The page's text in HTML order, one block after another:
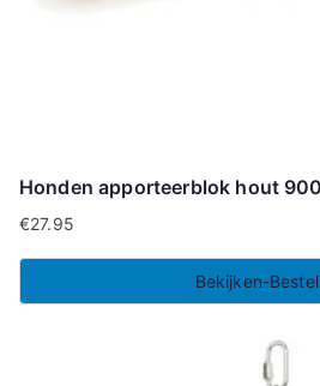
Honden apporteerblok hout
€27.95
Bekijken-